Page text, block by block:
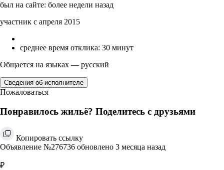
был на сайте: более недели назад
участник с апреля 2015
среднее время отклика: 30 минут
Общается на языках — русский
Сведения об исполнителе
Пожаловаться
Понравилось жильё? Поделитесь с друзьями
Копировать ссылку
Объявление №276736 обновлено 3 месяца назад
₽